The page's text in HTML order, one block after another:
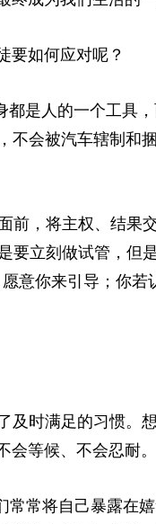
要如何应对呢？
都是人的一个工具
不会被汽车辖制和
前，将主权、结果
要立刻做试管，但
意你来引导；你若
及时满足的习惯。
等候、不会忍耐。
常常将自己暴露在